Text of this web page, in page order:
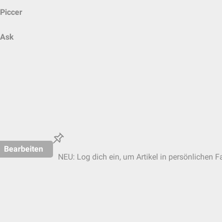
Piccer
Ask
Bearbeiten
NEU: Log dich ein, um Artikel in persönlichen